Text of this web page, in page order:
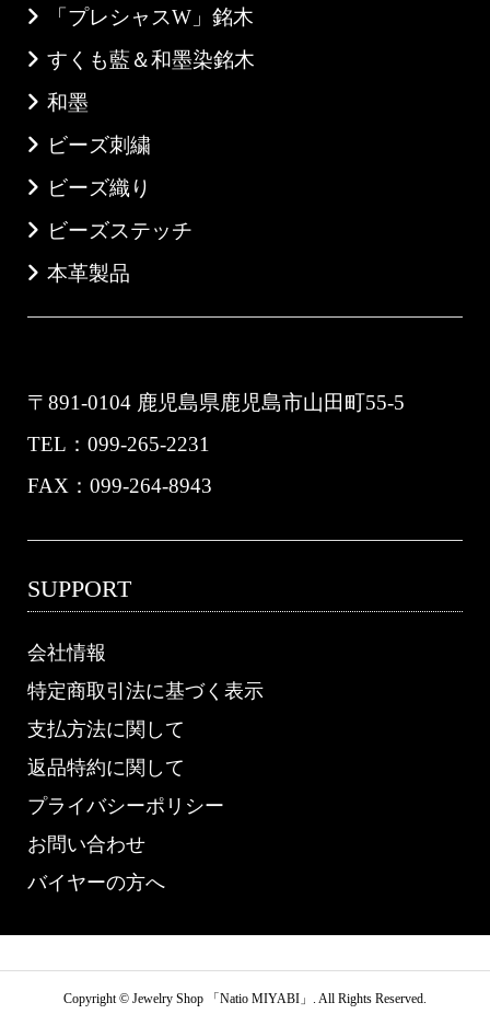
「プレシャスW」銘木
すくも藍＆和墨染銘木
和墨
ビーズ刺繍
ビーズ織り
ビーズステッチ
本革製品
〒891-0104 鹿児島県鹿児島市山田町55-5
TEL：099-265-2231
FAX：099-264-8943
SUPPORT
会社情報
特定商取引法に基づく表示
支払方法に関して
返品特約に関して
プライバシーポリシー
お問い合わせ
バイヤーの方へ
Copyright © Jewelry Shop 「Natio MIYABI」. All Rights Reserved.